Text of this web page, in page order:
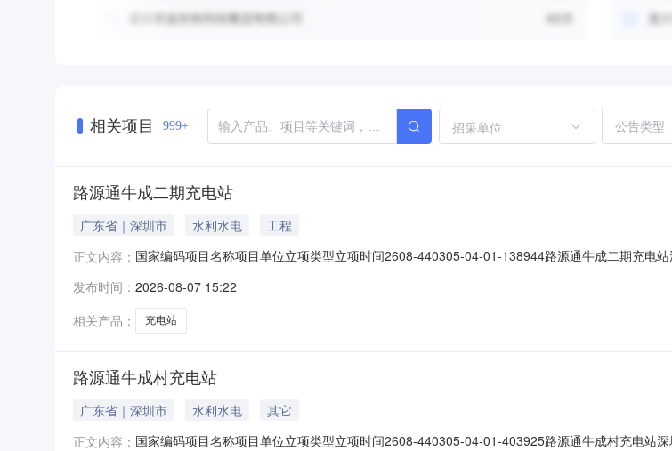
相关项目 999+ 招采单位
路源通牛成二期充电站
广东省｜深圳市 水利水电
工程
正文内容： 国家编码项目名称项目单位立项类型立项时间2608-440305-04-01-138944路源通牛成二期充电
发布时间： 2026-08-07 15:22
相关产品：
充电站
路源通牛成村充电站
广东省｜深圳市 水利水电
其它
正文内容： 国家编码项目名称项目单位立项类型立项时间2608-440305-04-01-403925路源通牛成村充电站